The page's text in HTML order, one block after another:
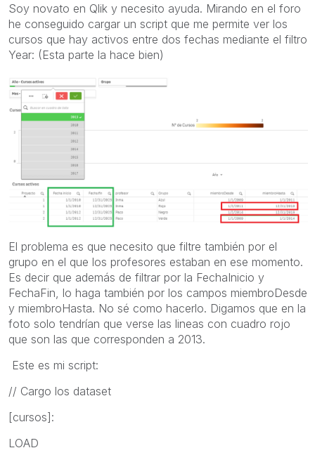
Soy novato en Qlik y necesito ayuda. Mirando en el foro
he conseguido cargar un script que me permite ver los
cursos que hay activos entre dos fechas mediante el filtro
Year: (Esta parte la hace bien)
El problema es que necesito que filtre también por el
grupo en el que los profesores estaban en ese momento.
Es decir que además de filtrar por la FechaInicio y
FechaFin, lo haga también por los campos miembroDesde
y miembroHasta. No sé como hacerlo. Digamos que en la
foto solo tendrían que verse las lineas con cuadro rojo
que son las que corresponden a 2013.
Este es mi script:
// Cargo los dataset
[cursos]:
LOAD